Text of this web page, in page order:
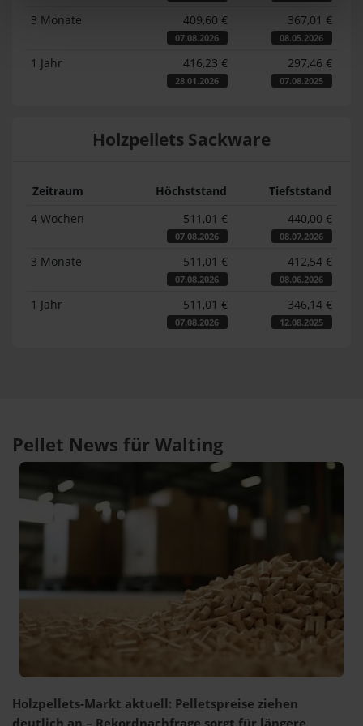
3 Monate 409,60 €
07.08.2026
367,01 €
08.05.2026
1 Jahr 416,23 €
28.01.2026
297,46 €
07.08.2025
Holzpellets Sackware
Zeitraum Höchststand
Tiefststand
4 Wochen
511,01 €
07.08.2026
440,00 €
08.07.2026
3 Monate 511,01 €
07.08.2026
412,54 €
08.06.2026
1 Jahr 511,01 €
07.08.2026
346,14 €
12.08.2025
Pellet News für Walting
Holzpellets-Markt aktuell: Pelletspreise ziehen